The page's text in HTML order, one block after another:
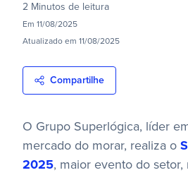
2 Minutos de leitura
Em 11/08/2025
Atualizado em 11/08/2025
Compartilhe
O Grupo Superlógica, líder
mercado do morar, realiza o
2025, maior evento do setor,